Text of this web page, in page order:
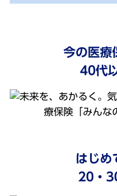
今の医療
40代
はじめ
20・